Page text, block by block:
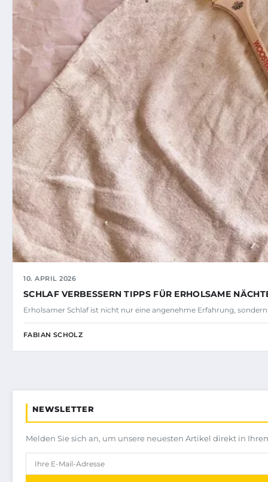
10. APRIL 2026
SCHLAF VERBESSERN TIPPS FÜR ERHOLSAME
Erholsamer Schlaf ist nicht nur eine angenehme Erfahrung,
FABIAN SCHOLZ
NEWSLETTER
Melden Sie sich an, um unsere neuesten Artikel direkt in